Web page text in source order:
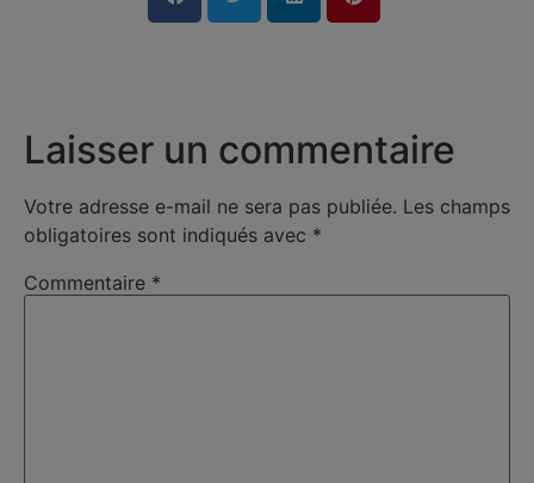
Laisser un commentaire
Votre adresse e-mail ne sera pas publiée. Les champs
obligatoires sont indiqués avec *
Commentaire *